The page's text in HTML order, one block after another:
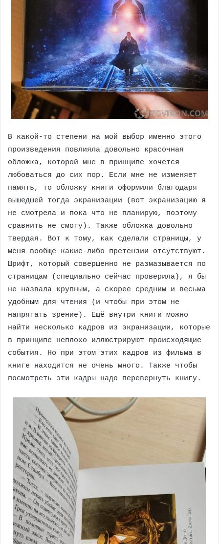
В какой-то степени на мой выбор именно этого
произведения повлияла довольно красочная
обложка, которой мне в принципе хочется
любоваться до сих пор. Если мне не изменяет
память, то обложку книги оформили благодаря
вышедшей тогда экранизации (вот экранизацию я
не смотрела и пока что не планирую, поэтому
сравнить не смогу). Также обложка довольно
твердая. Вот к тому, как сделали страницы, у
меня вообще какие-либо претензии отсутствуют.
Шрифт, который совершенно не размазывается по
страницам (специально сейчас проверила), я бы
не назвала крупным, а скорее средним и весьма
удобным для чтения (и чтобы при этом не
напрягать зрение). Ещё внутри книги можно
найти несколько кадров из экранизации, которые
в принципе неплохо иллюстрируют происходящие
события. Но при этом этих кадров из фильма в
книге находится не очень много. Также чтобы
посмотреть эти кадры надо перевернуть книгу.